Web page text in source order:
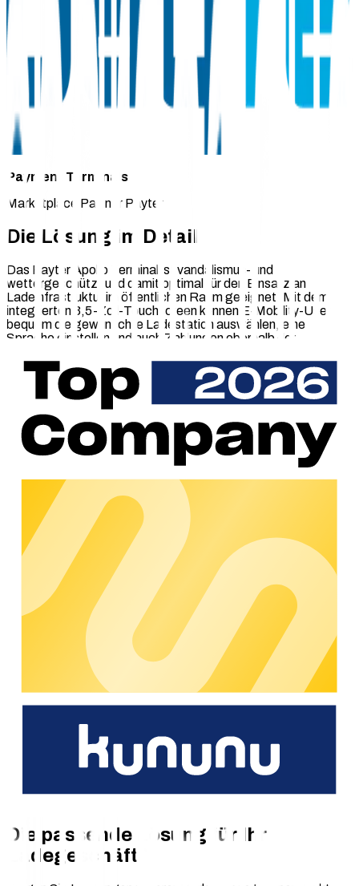
Payment Terminals
Marketplace Partner Payter
Die Lösung im Detail
Das Payter Apollo Terminal ist vandalismus- und
wettergeschützt und damit optimal für den Einsatz an
Ladeinfrastruktur im öffentlichen Raum geeignet. Mit dem
integrierten 3,5-Zoll-Touchscreen können E-Mobility-User
bequem die gewünschte Ladestation auswählen, eine
Sprache einstellen und auch Zahlungen oberhalb der
Über die Software MyPayter behalten Betreiber:innen zudem
jederzeit den Überblick über ihre gesamte Terminal-Flotte und
können Wartung oder Reporting zentral steuern. Payter erfüllt
damit die Anforderungen der AFIR und stellt eine
zukunftssichere, flexible Payment-Lösung dar.
Payter bietet kostengünstige Self-Service-
Zahlungsterminals. Diese machen das Bezahlen von Ad-hoc-
Ladevorgängen so einfach wie im Supermarkt. Über den
integrierten Touchscreen lassen sich Ladevorgänge intuitiv
starten und direkt vor Ort bezahlen – mit gängigen Kredit- und
Debitkarten oder auch mobilen Wallets, wie Apple Pay oder
Google Pay.
Mehrwert
Einfache Integration: direkte Kommunikation mit dem
chargecloud-System (Cloud-to-Cloud-Anbindung) –
neue Terminals in Minuten angebunden
Schnelle Zahlungsabwicklung: innerhalb von 24 Stunden
– für maximale Liquidität
AFIR-konform: erfüllt gesetzlichen Anforderungen –
ideal für öffentliche Ladepunkte und zukunftssicheren
Die passende Lösung für Ihr
Ladegeschäft?